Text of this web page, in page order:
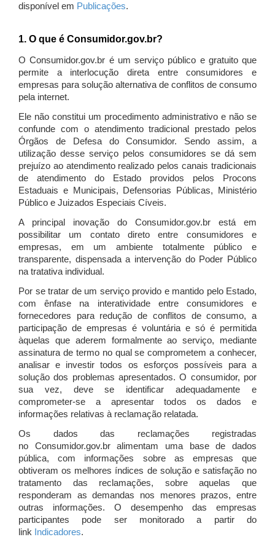
disponível em Publicações.
1. O que é Consumidor.gov.br?
O Consumidor.gov.br é um serviço público e gratuito que
permite a interlocução direta entre consumidores e
empresas para solução alternativa de conflitos de consumo
pela internet.
Ele não constitui um procedimento administrativo e não se
confunde com o atendimento tradicional prestado pelos
Órgãos de Defesa do Consumidor. Sendo assim, a
utilização desse serviço pelos consumidores se dá sem
prejuízo ao atendimento realizado pelos canais tradicionais
de atendimento do Estado providos pelos Procons
Estaduais e Municipais, Defensorias Públicas, Ministério
Público e Juizados Especiais Cíveis.
A principal inovação do Consumidor.gov.br está em
possibilitar um contato direto entre consumidores e
empresas, em um ambiente totalmente público e
transparente, dispensada a intervenção do Poder Público
na tratativa individual.
Por se tratar de um serviço provido e mantido pelo Estado,
com ênfase na interatividade entre consumidores e
fornecedores para redução de conflitos de consumo, a
participação de empresas é voluntária e só é permitida
àquelas que aderem formalmente ao serviço, mediante
assinatura de termo no qual se comprometem a conhecer,
analisar e investir todos os esforços possíveis para a
solução dos problemas apresentados. O consumidor, por
sua vez, deve se identificar adequadamente e
comprometer-se a apresentar todos os dados e
informações relativas à reclamação relatada.
Os dados das reclamações registradas
no Consumidor.gov.br alimentam uma base de dados
pública, com informações sobre as empresas que
obtiveram os melhores índices de solução e satisfação no
tratamento das reclamações, sobre aquelas que
responderam as demandas nos menores prazos, entre
outras informações. O desempenho das empresas
participantes pode ser monitorado a partir do
link Indicadores.